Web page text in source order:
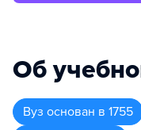
Об
Вуз основан в 1755